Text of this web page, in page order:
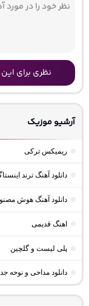
نظری برای
آرشیو موزیک
ریمیکس ترکی
دانلود آهنگ ترند
دانلود آهنگ هوش
اهنگ قدیمی
پلی لیست و گلچین
دانلود مداحی و نوحه